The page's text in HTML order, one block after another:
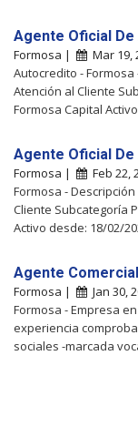
Agente Oficial
Formosa | Mar 19,
Autocredito -
Atención al Cliente
Formosa Capital
Agente Oficial
Formosa |
Feb 22,
Formosa -
Cliente Subcategoría
Activo desde: 18/02/
Agente Comercial
Formosa |
Jan 30,
Formosa - Empresa
experiencia
sociales -marcada